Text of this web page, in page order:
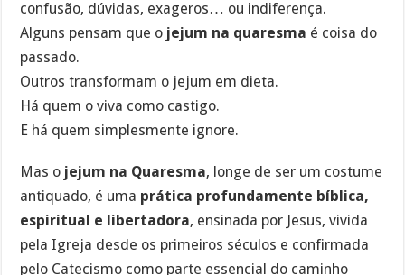
confusão, dúvidas, exageros… ou indiferença.
Alguns pensam que o jejum na quaresma é coisa do
passado.
Outros transformam o jejum em dieta.
Há quem o viva como castigo.
E há quem simplesmente ignore.
Mas o jejum na Quaresma, longe de ser um costume
antiquado, é uma prática profundamente bíblica,
espiritual e libertadora, ensinada por Jesus, vivida
pela Igreja desde os primeiros séculos e confirmada
pelo Catecismo como parte essencial do caminho